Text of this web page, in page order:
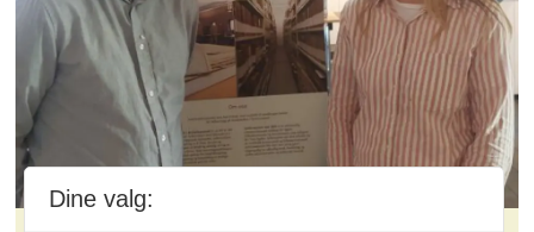
Dine valg: